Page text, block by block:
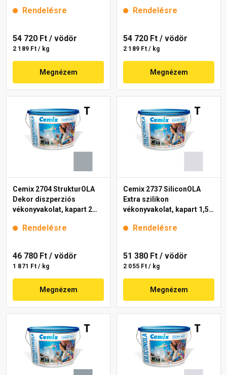
Rendelésre
54 720 Ft / vödör
2 189 Ft / kg
Megnézem
Rendelésre
54 720 Ft / vödör
2 189 Ft / kg
Megnézem
Cemix 2704 StrukturOLA
Dekor diszperziós
vékonyvakolat, kapart 2
Rendelésre
46 780 Ft / vödör
1 871 Ft / kg
Megnézem
Cemix 2737 SiliconOLA
Extra szilikon
vékonyvakolat, kapart 1,5
Rendelésre
51 380 Ft / vödör
2 055 Ft / kg
Megnézem